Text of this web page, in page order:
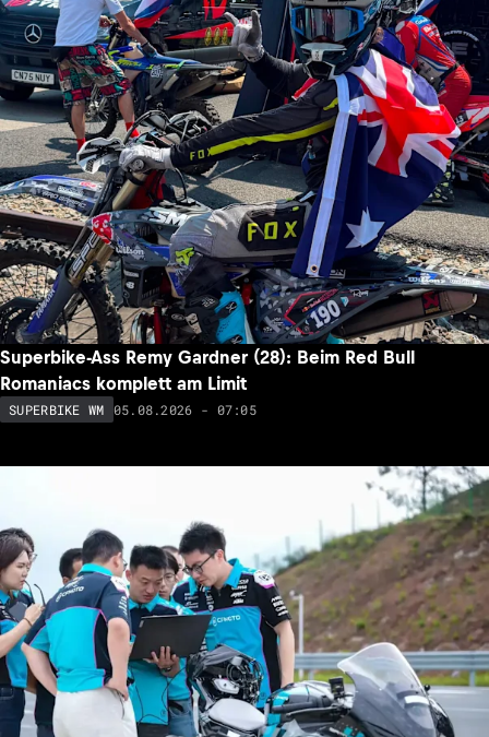
Superbike-Ass Remy Gardner (28): Beim Red Bull
Romaniacs komplett am Limit
SUPERBIKE WM 05.08.2026 - 07:05